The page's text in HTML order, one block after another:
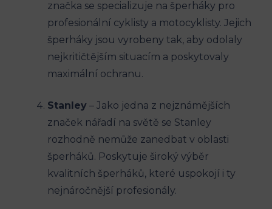
značka se specializuje na šperháky pro
profesionální cyklisty a motocyklisty. Jejich
šperháky jsou vyrobeny tak, aby odolaly
nejkritičtějším situacím a poskytovaly
maximální ochranu.
Stanley – Jako jedna z nejznámějších
značek nářadí na světě se Stanley
rozhodně nemůže zanedbat v oblasti
šperháků. Poskytuje široký výběr
kvalitních šperháků, které uspokojí i ty
nejnáročnější profesionály.